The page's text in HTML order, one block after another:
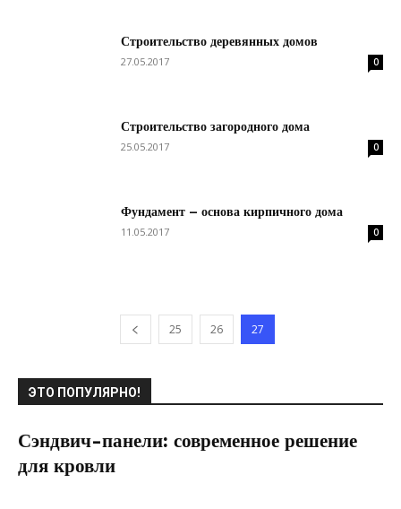
Строительство деревянных домов
27.05.2017 0
Строительство загородного дома
25.05.2017 0
Фундамент – основа кирпичного дома
11.05.2017 0
25 26 27
ЭТО ПОПУЛЯРНО!
Сэндвич-панели: современное решение
для кровли
22.11.2021